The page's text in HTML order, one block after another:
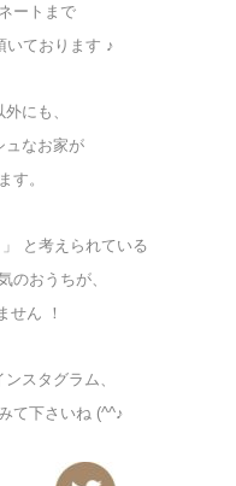
ートまで
いております ♪
にも、
ュなお家が
す。
と考えられている
のおうちが、
せん ！
スタグラム、
て下さいね (^^♪